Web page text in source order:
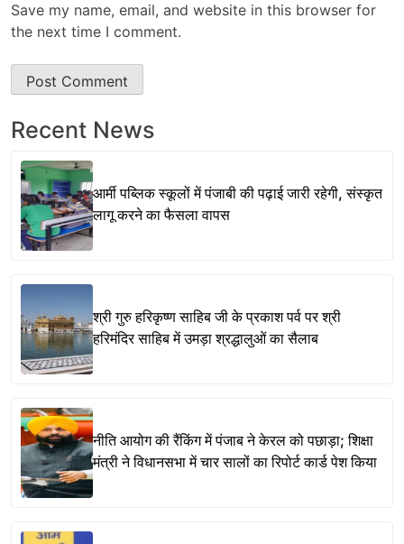
Save my name, email, and website in this browser for
the next time I comment.
Recent News
आर्मी पब्लिक स्कूलों में पंजाबी की पढ़ाई जारी रहेगी, संस्कृत
लागू करने का फैसला वापस
श्री गुरु हरिकृष्ण साहिब जी के प्रकाश पर्व पर श्री
हरिमंदिर साहिब में उमड़ा श्रद्धालुओं का सैलाब
नीति आयोग की रैंकिंग में पंजाब ने केरल को पछाड़ा; शिक्षा
मंत्री ने विधानसभा में चार सालों का रिपोर्ट कार्ड पेश किया